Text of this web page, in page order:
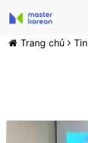
Trang chủ